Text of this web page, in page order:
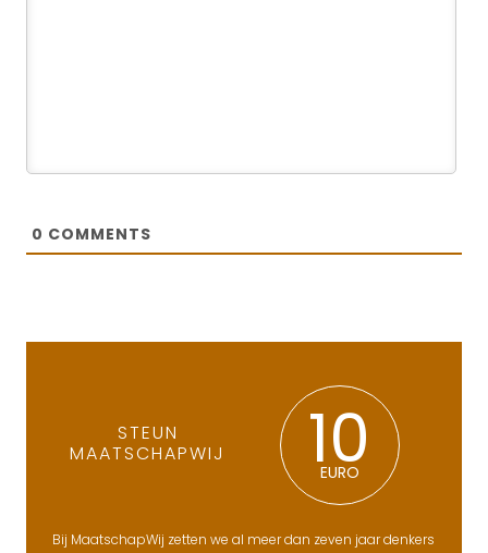
0 COMMENTS
STEUN
MAATSCHAPWIJ
10
EURO
Bij MaatschapWij zetten we al meer dan zeven jaar denkers